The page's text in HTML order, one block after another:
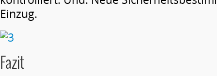
Einzug.
Fazit